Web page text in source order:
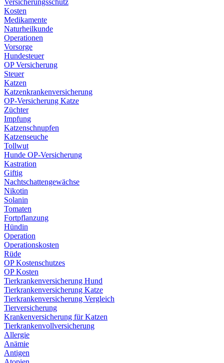
Versicherungsschutz
Kosten
Medikamente
Naturheilkunde
Operationen
Vorsorge
Hundesteuer
OP Versicherung
Steuer
Katzen
Katzenkrankenversicherung
OP-Versicherung Katze
Züchter
Impfung
Katzenschnupfen
Katzenseuche
Tollwut
Hunde OP-Versicherung
Kastration
Giftig
Nachtschattengewächse
Nikotin
Solanin
Tomaten
Fortpflanzung
Hündin
Operation
Operationskosten
Rüde
OP Kostenschutzes
OP Kosten
Tierkrankenversicherung Hund
Tierkrankenversicherung Katze
Tierkrankenversicherung Vergleich
Tierversicherung
Krankenversicherung für Katzen
Tierkrankenvollversicherung
Allergie
Anämie
Antigen